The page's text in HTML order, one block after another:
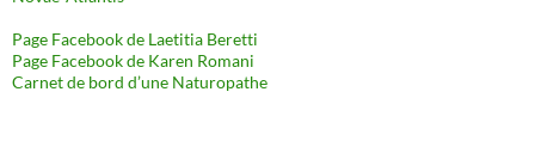
Page Facebook de Laetitia Beretti
Page Facebook de Karen Romani
Carnet de bord d’une Naturopathe